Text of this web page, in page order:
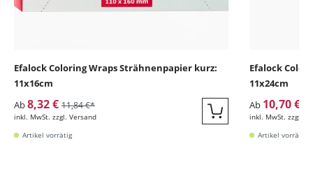
Efalock Coloring Wraps Strähnenpapier kurz:
11x16cm
Ab8,32 € 11,84 €*
inkl. MwSt. zzgl. Versand Quickbuy
Artikel vorrätig
Efalock
11x24cm
Ab 10,70 €
inkl. MwSt. zzgl.
Artikel vorrätig